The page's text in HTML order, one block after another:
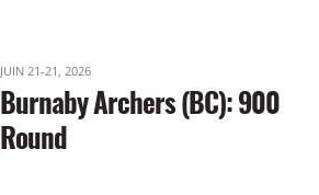
JUIN 21-21, 2026
Burnaby Archers (BC): 900
Round